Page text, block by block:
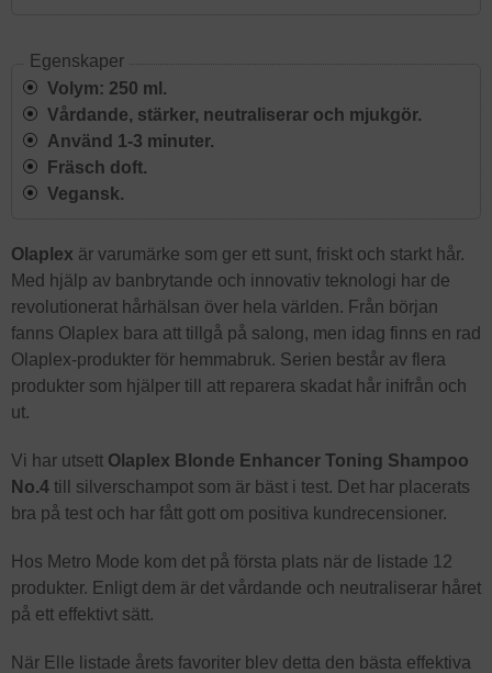
Egenskaper
Volym: 250 ml.
Vårdande, stärker, neutraliserar och mjukgör.
Använd 1-3 minuter.
Fräsch doft.
Vegansk.
Olaplex är varumärke som ger ett sunt, friskt och starkt hår.
Med hjälp av banbrytande och innovativ teknologi har de
revolutionerat hårhälsan över hela världen. Från början
fanns Olaplex bara att tillgå på salong, men idag finns en rad
Olaplex-produkter för hemmabruk. Serien består av flera
produkter som hjälper till att reparera skadat hår inifrån och
ut.
Vi har utsett Olaplex Blonde Enhancer Toning Shampoo
No.4 till silverschampot som är bäst i test. Det har placerats
bra på test och har fått gott om positiva kundrecensioner.
Hos Metro Mode kom det på första plats när de listade 12
produkter. Enligt dem är det vårdande och neutraliserar håret
på ett effektivt sätt.
När Elle listade årets favoriter blev detta den bästa effektiva